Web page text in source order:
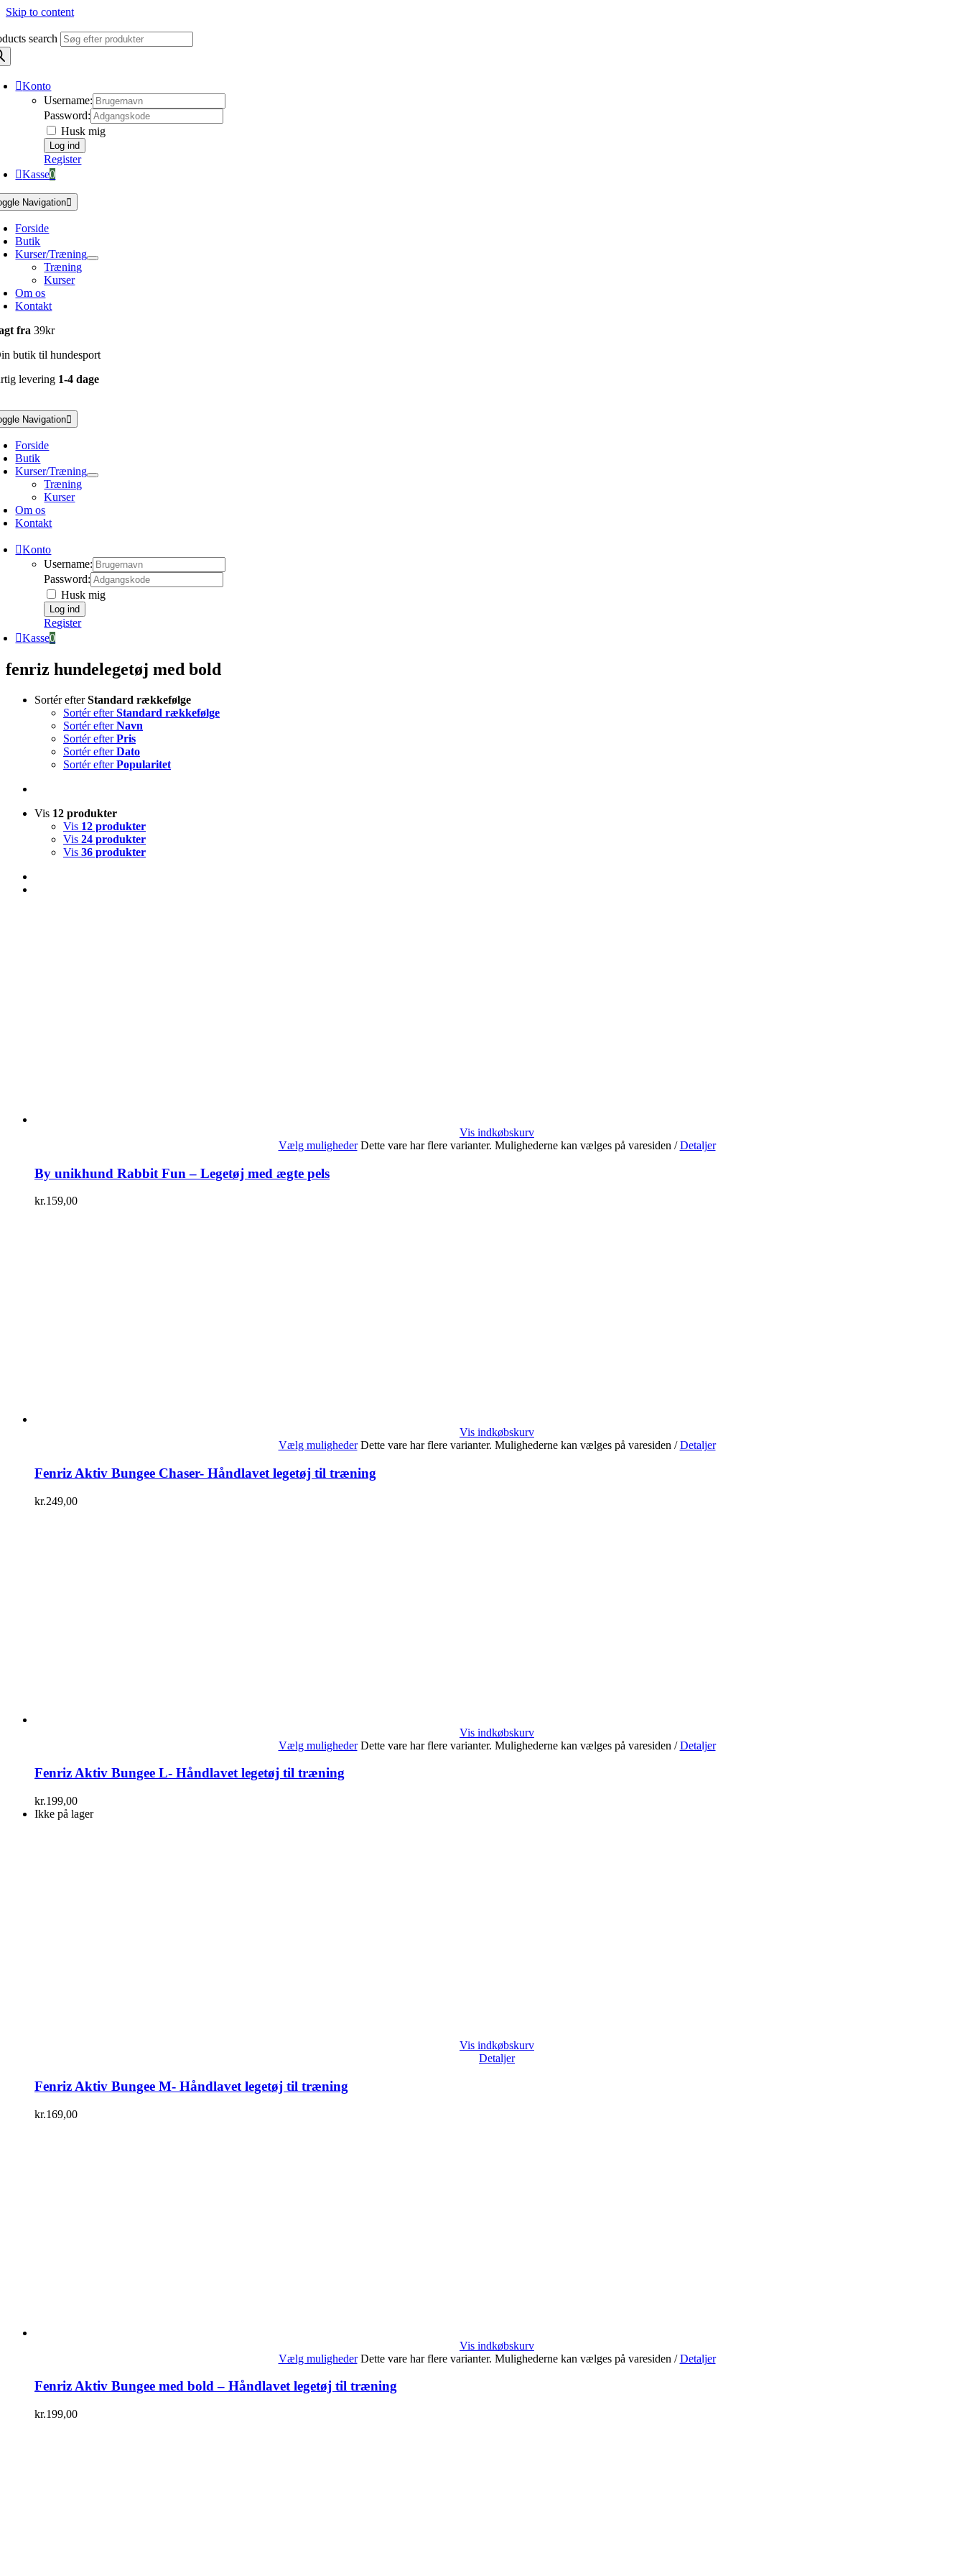
Skip to content
search
Konto
Username:
Password:
Husk mig
Register
Kasse0
Navigation
Forside
Butik
Kurser/Træning
Træning
Kurser
Om os
Kontakt
fra39kr
butik til hundesport
levering 1-4 dage
Navigation
Forside
Butik
Kurser/Træning
Træning
Kurser
Om os
Kontakt
Konto
Username:
Password:
Husk mig
Register
Kasse0
fenriz hundelegetøj med bold
Sortér efterStandard rækkefølge
Sortér efterStandard rækkefølge
Sortér efterNavn
Sortér efterPris
Sortér efterDato
Sortér efterPopularitet
Vis 12 produkter
Vis 12 produkter
Vis 24 produkter
Vis 36 produkter
Vis indkøbskurv
Vælg muligheder Dette vare har flere varianter. Mulighederne kan vælges på varesiden / Detaljer
By unikhund Rabbit Fun – Legetøj med ægte pels
kr.159,00
Vis indkøbskurv
Vælg muligheder Dette vare har flere varianter. Mulighederne kan vælges på varesiden / Detaljer
Fenriz Aktiv Bungee Chaser- Håndlavet legetøj til træning
kr.249,00
Vis indkøbskurv
Vælg muligheder Dette vare har flere varianter. Mulighederne kan vælges på varesiden / Detaljer
Fenriz Aktiv Bungee L- Håndlavet legetøj til træning
kr.199,00
Ikke på lager
Vis indkøbskurv
Detaljer
Fenriz Aktiv Bungee M- Håndlavet legetøj til træning
kr.169,00
Vis indkøbskurv
Vælg muligheder Dette vare har flere varianter. Mulighederne kan vælges på varesiden / Detaljer
Fenriz Aktiv Bungee med bold – Håndlavet legetøj til træning
kr.199,00